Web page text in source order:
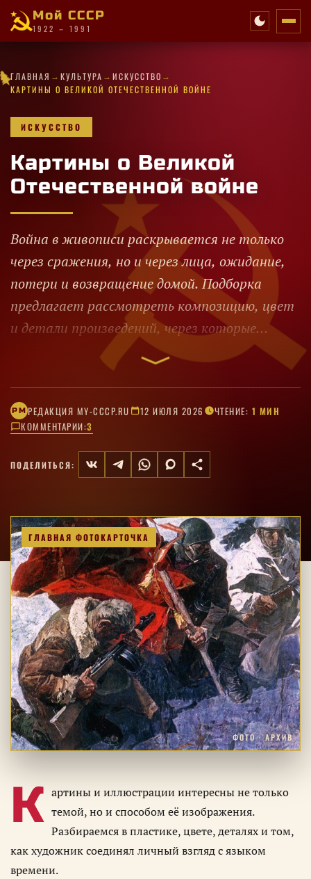
Мой СССР
1922 – 1991
·★
✦
·✧
·★
★
★
★
·✦
★
✧
✧✧
★
···★
·✧
·★
★
✧ ГЛАВНАЯ → КУЛЬТУРА → ИСКУССТВО →
КАРТИНЫ О ВЕЛИКОЙ ОТЕЧЕСТВЕННОЙ ВОЙНЕ
ИСКУССТВО
Картины о Великой
Отечественной войне
Война в живописи раскрывается не только
через сражения, но и через лица, ожидание,
потери и возвращение домой. Подборка
предлагает рассмотреть композицию, цвет
и детали произведений, через которые
художники передавали личную и
коллективную память.
РM РЕДАКЦИЯ MY-CCCP.RU 12 ИЮЛЯ 2026 ЧТЕНИЕ: 1 МИН
КОММЕНТАРИИ:3
ПОДЕЛИТЬСЯ:
ГЛАВНАЯ ФОТОКАРТОЧКА
ФОТО · АРХИВ
К артины и иллюстрации интересны не только
темой, но и способом её изображения.
Разбираемся в пластике, цвете, деталях и том,
как художник соединял личный взгляд с языком
времени.